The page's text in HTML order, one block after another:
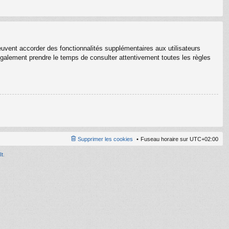
accorder des fonctionnalités supplémentaires aux utilisateurs
prendre le temps de consulter attentivement toutes les règles
Fuseau horaire sur UTC+02:00
Supprimer les cookies